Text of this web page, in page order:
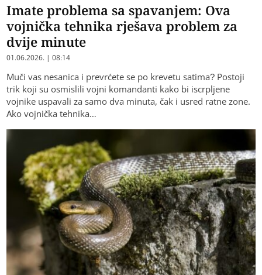
Imate problema sa spavanjem: Ova
vojnička tehnika rješava problem za
dvije minute
01.06.2026. | 08:14
Muči vas nesanica i prevrćete se po krevetu satima? Postoji
trik koji su osmislili vojni komandanti kako bi iscrpljene
vojnike uspavali za samo dva minuta, čak i usred ratne zone.
Ako vojnička tehnika…